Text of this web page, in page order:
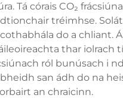
Tá córais CO₂
tréimhse.
do a chliant.
thar iolrach
ról bunúsach i
san ádh do na
an chraicinn.